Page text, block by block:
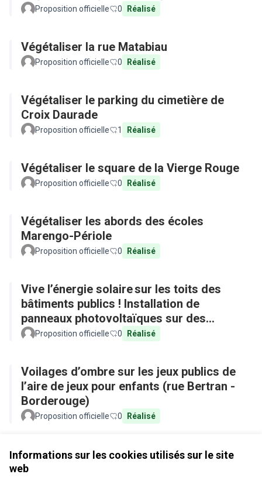
Informations sur les cookies utilisés sur le site
web
Proposition officielle 0 Réalisé
Végétaliser la rue Matabiau
Proposition officielle 0 Réalisé
Végétaliser le parking du cimetière de
Croix Daurade
Proposition officielle 1 Réalisé
Végétaliser le square de la Vierge Rouge
Proposition officielle 0 Réalisé
Végétaliser les abords des écoles
Marengo-Périole
Proposition officielle 0 Réalisé
Vive l’énergie solaire sur les toits des
bâtiments publics ! Installation de
panneaux photovoltaïques sur des
équipements publics
Proposition officielle 0 Réalisé
Voilages d’ombre sur les jeux publics de
l’aire de jeux pour enfants (rue Bertran -
Borderouge)
Proposition officielle 0 Réalisé